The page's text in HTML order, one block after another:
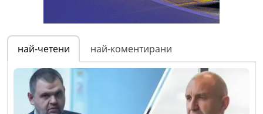
най-четени най-коментирани